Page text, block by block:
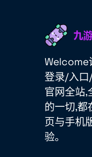
登录/入
官网全站,
的一切,都
页与手机
验。